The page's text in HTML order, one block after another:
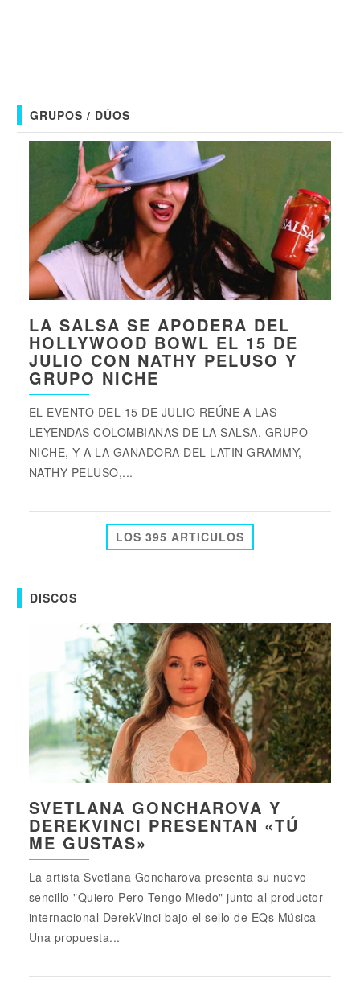
GRUPOS / DÚOS
LA SALSA SE APODERA DEL
HOLLYWOOD BOWL EL 15 DE
JULIO CON NATHY PELUSO Y
GRUPO NICHE
EL EVENTO DEL 15 DE JULIO REÚNE A LAS
LEYENDAS COLOMBIANAS DE LA SALSA, GRUPO
NICHE, Y A LA GANADORA DEL LATIN GRAMMY,
NATHY PELUSO,...
LOS 395 ARTICULOS
DISCOS
SVETLANA GONCHAROVA Y
DEREKVINCI PRESENTAN «TÚ
ME GUSTAS»
La artista Svetlana Goncharova presenta su nuevo
sencillo "Quiero Pero Tengo Miedo" junto al productor
internacional DerekVinci bajo el sello de EQs Música
Una propuesta...